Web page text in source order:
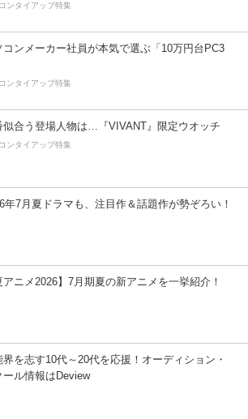
ンタイアップ特集
コンメーカー社員が本気で選ぶ「10万円台PC3
ンタイアップ特集
似合う登場人物は…『VIVANT』限定ウオッチ
ンタイアップ特集
年7月夏ドラマも、注目作＆話題作が勢ぞろい！
アニメ2026】7月期夏の新アニメを一挙紹介！
界を志す10代～20代を応援！オーディション・
ール情報はDeview